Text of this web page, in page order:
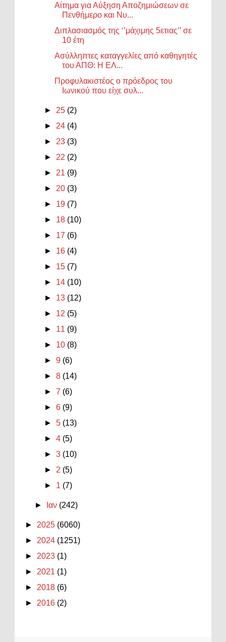
Αίτημα για Αύξηση Αποζημιώσεων σε
Πενθήμερο και Νυ...
Διπλασιασμός της ‘’μάχιμης 5ετιας’’ σε
10 έτη
Ασύλληπτες καταγγελίες από καθηγητές
του ΑΠΘ: Η ΕΛ...
Προφυλακιστέος ο πρόεδρος του
Ιωνικού που είχε συλ...
► 25 (2)
► 24 (4)
► 23 (3)
► 22 (2)
► 21 (9)
► 20 (3)
► 19 (7)
► 18 (10)
► 17 (6)
► 16 (4)
► 15 (7)
► 14 (10)
► 13 (12)
► 12 (5)
► 11 (9)
► 10 (8)
►9 (6)
►8 (14)
►7 (6)
►6 (9)
►5 (13)
►4 (5)
►3 (10)
► 2 (5)
► 1 (7)
► Ιαν (242)
► 2025 (6060)
► 2024 (1251)
► 2023 (1)
► 2021 (1)
► 2018 (6)
► 2016 (2)